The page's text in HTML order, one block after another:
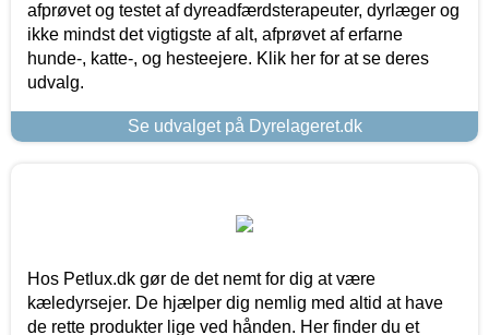
afprøvet og testet af dyreadfærdsterapeuter, dyrlæger og
ikke mindst det vigtigste af alt, afprøvet af erfarne
hunde-, katte-, og hesteejere. Klik her for at se deres
udvalg.
Se udvalget på Dyrelageret.dk
Hos Petlux.dk gør de det nemt for dig at være
kæledyrsejer. De hjælper dig nemlig med altid at have
de rette produkter lige ved hånden. Her finder du et